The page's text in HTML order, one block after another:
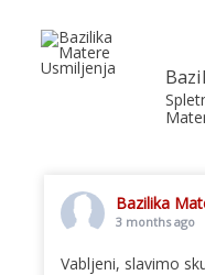
Bazilika
3 months ago
Vabljeni, slavimo